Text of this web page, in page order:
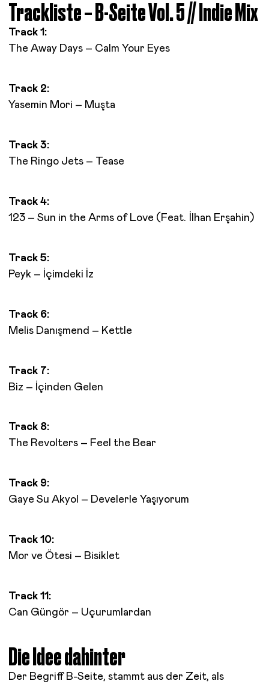
Trackliste – B-Seite Vol. 5 // Indie Mix
Track 1:
The Away Days – Calm Your Eyes
Track 2:
Yasemin Mori – Muşta
Track 3:
The Ringo Jets – Tease
Track 4:
123 – Sun in the Arms of Love (Feat. İlhan Erşahin)
Track 5:
Peyk – İçimdeki İz
Track 6:
Melis Danışmend – Kettle
Track 7:
Biz – İçinden Gelen
Track 8:
The Revolters – Feel the Bear
Track 9:
Gaye Su Akyol – Develerle Yaşıyorum
Track 10:
Mor ve Ötesi – Bisiklet
Track 11:
Can Güngör – Uçurumlardan
Die Idee dahinter
Der Begriff B-Seite, stammt aus der Zeit, als